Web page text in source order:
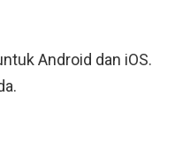
Android dan iOS.